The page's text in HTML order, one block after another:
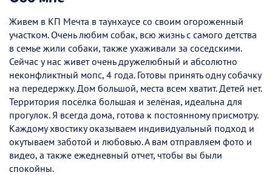
Живем в КП Мечта в таунхаусе со своим огороженный
участком. Очень любим собак, всю жизнь с самого детства
в семье жили собаки, также ухаживали за соседскими.
Сейчас у нас живет очень дружелюбный и абсолютно
неконфликтный мопс, 4 года. Готовы принять одну собачку
на передержку. Дом большой, места всем хватит. Детей нет.
Территория посёлка большая и зелёная, идеальна для
прогулок. Я всегда дома, готова к постоянному присмотру.
Каждому хвостику оказываем индивидуальный подход и
окутываем заботой и любовью. А вам отправляем фото и
видео, а также ежедневный отчет, чтобы вы были
спокойны.